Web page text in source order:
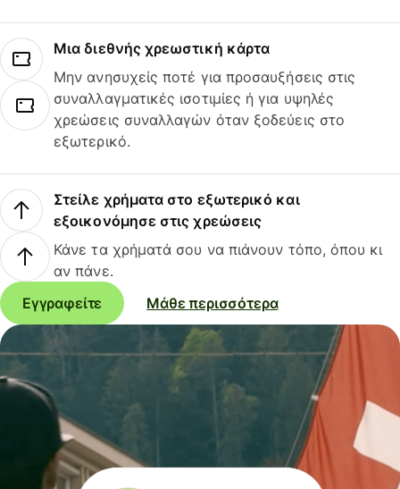
Μια διεθνής χρεωστική κάρτα
Μην ανησυχείς ποτέ για προσαυξήσεις στις
συναλλαγματικές ισοτιμίες ή για υψηλές
χρεώσεις συναλλαγών όταν ξοδεύεις στο
εξωτερικό.
Στείλε χρήματα στο εξωτερικό και
εξοικονόμησε στις χρεώσεις
Κάνε τα χρήματά σου να πιάνουν τόπο, όπου κι
αν πάνε.
Εγγραφείτε
Μάθε περισσότερα